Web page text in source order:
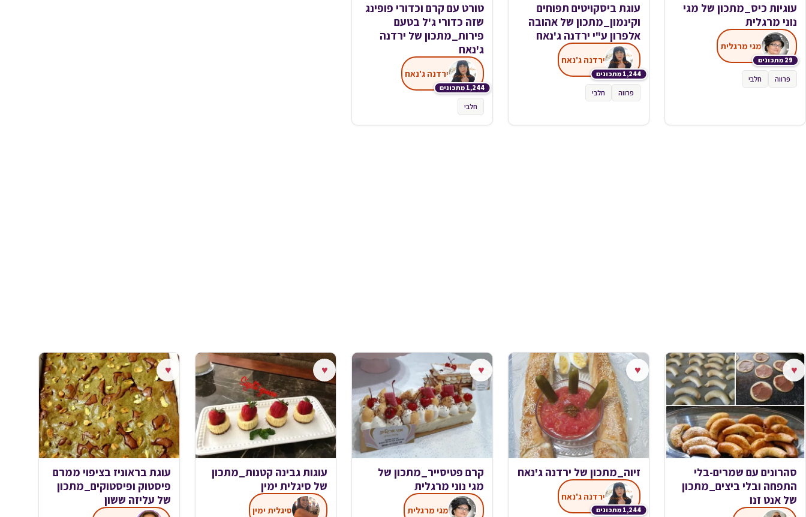
עוגיות כיס_מתכון של מגי
נוני מרגלית
29 מתכונים
מגי מרגלית
פרווה חלבי
עוגת ביסקויטים תפוחים
וקינמון_מתכון של אהובה
אלפרון ע"י ירדנה ג'נאח
1,244 מתכונים
ירדנה ג'נאח
פרווה חלבי
טורט עם קרם וכדורי פופינג
שזה כדורי ג'ל בטעם
פירות_מתכון של ירדנה
ג'נאח
1,244 מתכונים
ירדנה ג'נאח
חלבי
♥
סהרונים עם שמרים-בלי
התפחה ובלי ביצים_מתכון
של אנט זנו
♥
זיוה_מתכון של ירדנה ג'נאח
1,244 מתכונים
ירדנה ג'נאח
♥
קרם פטיסייר_מתכון של
מגי נוני מרגלית
מגי מרגלית
♥
עוגות גבינה קטנות_מתכון
של סיגלית ימין
סיגלית ימין
♥
עוגת בראוניז בציפוי ממרם
פיסטוק ופיסטוקים_מתכון
של עליזה ששון